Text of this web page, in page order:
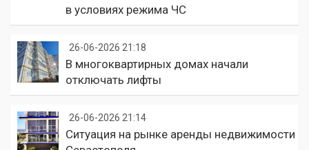
в условиях режима ЧС
26-06-2026 21:18
В многоквартирных домах начали
отключать лифты
26-06-2026 21:14
Ситуация на рынке аренды недвижимости